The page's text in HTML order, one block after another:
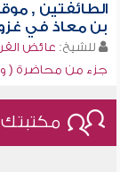
الطائفتين ,
بن معاذ في
للشيخ: عائض
جزء من محاضرة (
مكتبتك